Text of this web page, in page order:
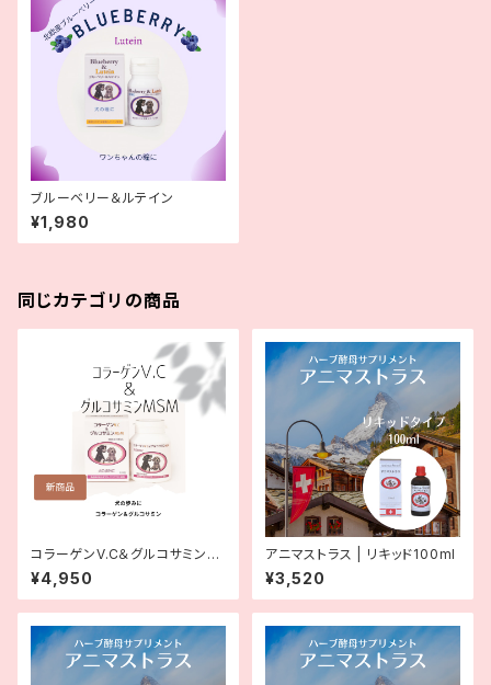
ブルーベリー＆ルテイン
¥1,980
同じカテゴリの商品
コラーゲンV.C＆グルコサミンM
SM
¥4,950
アニマストラス | リキッド100ml
¥3,520